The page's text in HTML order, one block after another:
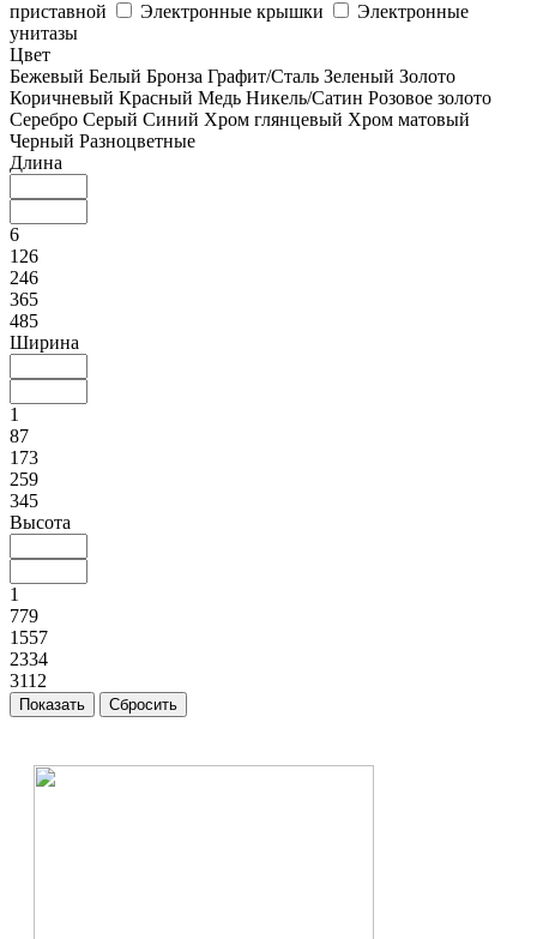
приставной
Электронные крышки
Электронные
унитазы
Цвет
Бежевый Белый Бронза Графит/Сталь Зеленый Золото
Коричневый Красный Медь Никель/Сатин Розовое золото
Серебро Серый Синий Хром глянцевый Хром матовый
Черный Разноцветные
Длина
6
126
246
365
485
Ширина
1
87
173
259
345
Высота
1
779
1557
2334
3112